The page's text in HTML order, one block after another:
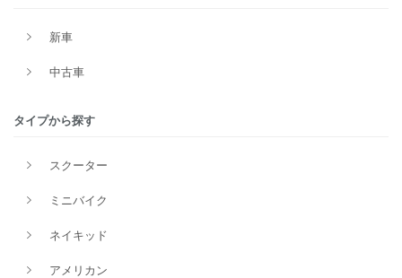
新車
中古車
タイプから探す
スクーター
ミニバイク
ネイキッド
アメリカン
価格